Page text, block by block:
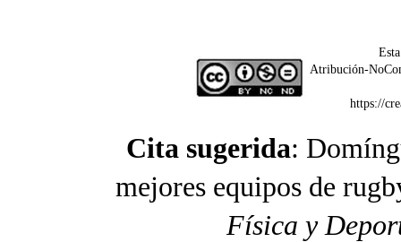
Atribución-
https://
Cita sugerida:
mejores equipos de
Física y